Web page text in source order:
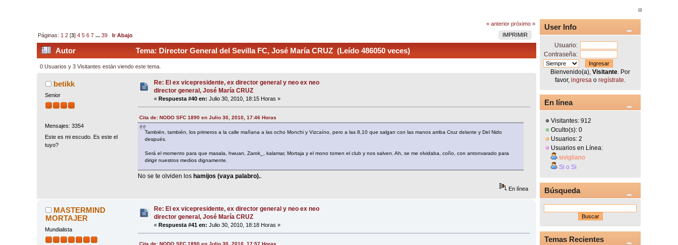
« anterior próximo »
IMPRIMIR
Páginas: 1 2 [3]4 5 6 7 ...39 Ir Abajo
Autor Tema: Director General del Sevilla FC, José María CRUZ (Leído 486050 veces)
0 Usuarios y 3 Visitantes están viendo este tema.
betikk
Senior
Mensajes: 3354
Este es mi escudo. Es este el
tuyo?
Re: El ex vicepresidente, ex director general y neo ex neo
director general, José María CRUZ
«Respuesta #40 en: Julio 30, 2010, 18:15 Horas »
Cita de: NODO SFC 1890 en Julio 30, 2010, 17:46 Horas
También, también, los primeros a la calle mañana a las ocho Monchi y Vizcaíno, pero a las 8,10 que salgan con las manos arriba Cruz delante y Del Nido
después.
Será el momento para que masala, hwuan, Zarok_, kalamar, Mortaja y el mono tomen el club y nos salven. Ah, se me olvidaba, coño, con antonvarado para
dirigir nuestros medios dignamente.
No se te olviden los hamijos (vaya palabro)..
En línea
MASTERMIND
MORTAJER
Mundialista
Re: El ex vicepresidente, ex director general y neo ex neo
director general, José María CRUZ
«Respuesta #41 en: Julio 30, 2010, 18:18 Horas »
Cita de: NODO SFC 1890 en Julio 30, 2010, 17:57 Horas
User Info
Usuario:
Contraseña:
Bienvenido(a),Visitante . Por
favor,ingresa oregístrate
En línea
Visitantes: 912
Oculto(s): 0
Usuarios: 2
Usuarios en Línea:
sivigliano
Si o Si
Búsqueda
Temas Recientes